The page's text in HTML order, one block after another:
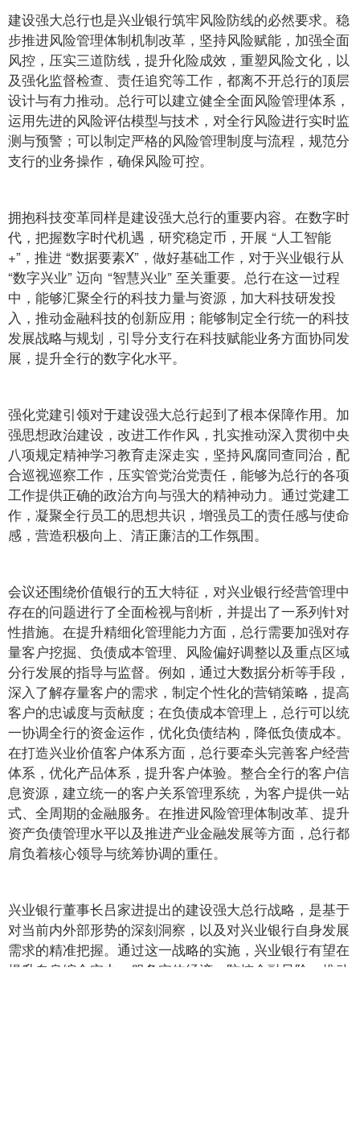
建设强大总行也是兴业银行筑牢风险防线的必然要求。稳
步推进风险管理体制机制改革，坚持风险赋能，加强全面
风控，压实三道防线，提升化险成效，重塑风险文化，以
及强化监督检查、责任追究等工作，都离不开总行的顶层
设计与有力推动。总行可以建立健全全面风险管理体系，
运用先进的风险评估模型与技术，对全行风险进行实时监
测与预警；可以制定严格的风险管理制度与流程，规范分
支行的业务操作，确保风险可控。
拥抱科技变革同样是建设强大总行的重要内容。在数字时
代，把握数字时代机遇，研究稳定币，开展 “人工智能
+”，推进 “数据要素X”，做好基础工作，对于兴业银行从
“数字兴业” 迈向 “智慧兴业” 至关重要。总行在这一过程
中，能够汇聚全行的科技力量与资源，加大科技研发投
入，推动金融科技的创新应用；能够制定全行统一的科技
发展战略与规划，引导分支行在科技赋能业务方面协同发
展，提升全行的数字化水平。
强化党建引领对于建设强大总行起到了根本保障作用。加
强思想政治建设，改进工作作风，扎实推动深入贯彻中央
八项规定精神学习教育走深走实，坚持风腐同查同治，配
合巡视巡察工作，压实管党治党责任，能够为总行的各项
工作提供正确的政治方向与强大的精神动力。通过党建工
作，凝聚全行员工的思想共识，增强员工的责任感与使命
感，营造积极向上、清正廉洁的工作氛围。
会议还围绕价值银行的五大特征，对兴业银行经营管理中
存在的问题进行了全面检视与剖析，并提出了一系列针对
性措施。在提升精细化管理能力方面，总行需要加强对存
量客户挖掘、负债成本管理、风险偏好调整以及重点区域
分行发展的指导与监督。例如，通过大数据分析等手段，
深入了解存量客户的需求，制定个性化的营销策略，提高
客户的忠诚度与贡献度；在负债成本管理上，总行可以统
一协调全行的资金运作，优化负债结构，降低负债成本。
在打造兴业价值客户体系方面，总行要牵头完善客户经营
体系，优化产品体系，提升客户体验。整合全行的客户信
息资源，建立统一的客户关系管理系统，为客户提供一站
式、全周期的金融服务。在推进风险管理体制改革、提升
资产负债管理水平以及推进产业金融发展等方面，总行都
肩负着核心领导与统筹协调的重任。
兴业银行董事长吕家进提出的建设强大总行战略，是基于
对当前内外部形势的深刻洞察，以及对兴业银行自身发展
需求的精准把握。通过这一战略的实施，兴业银行有望在
提升自身综合实力、服务实体经济、防控金融风险、推动